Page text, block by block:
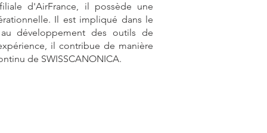
d'AirFrance, il possède une
Il est impliqué dans le
développement des outils de
il contribue de manière
de SWISSCANONICA.